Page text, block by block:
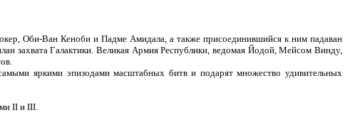
Оби-Ван Кеноби и Падме Амидала, а также присоединившийся к ним падаван
захвата Галактики. Великая Армия Республики, ведомая Йодой, Мейсом Винду,
яркими эпизодами масштабных битв и подарят множество удивительных
II и III.